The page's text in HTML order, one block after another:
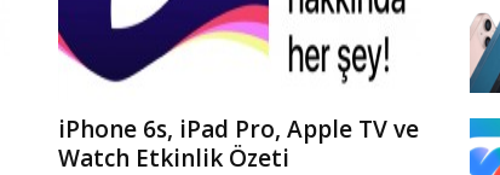
iPhone 6s, iPad Pro, Apple TV ve
Watch Etkinlik Özeti